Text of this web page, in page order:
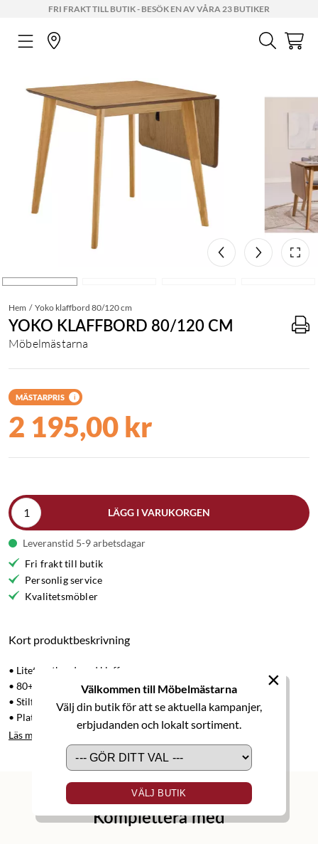
FRI FRAKT TILL BUTIK - BESÖK EN AV VÅRA 23 BUTIKER
Välkommen till Möbelmästarna
Välj din butik för att se aktuella kampanjer,
erbjudanden och lokalt sortiment.
VÄLJ BUTIK
×
Hem Yoko klaffbord 80/120 cm
YOKO KLAFFBORD 80/120 CM
Möbelmästarna
MÄSTARPRIS i
2 195,00 kr
LÄGG I VARUKORGEN
Leveranstid 5-9 arbetsdagar
Fri frakt till butik
Personlig service
Kvalitetsmöbler
Kort produktbeskrivning
• Litet matbord med klaff
• 80+40 cm
• Stilfull och trivsam design
• Plats för 2-4 personer
Läs mer
Komplettera med